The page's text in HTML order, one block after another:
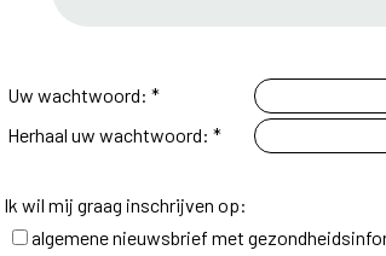
Uw wachtwoord: *
Herhaal uw wachtwoord: *
Ik wil mij graag inschrijven op:
algemene nieuwsbrief met